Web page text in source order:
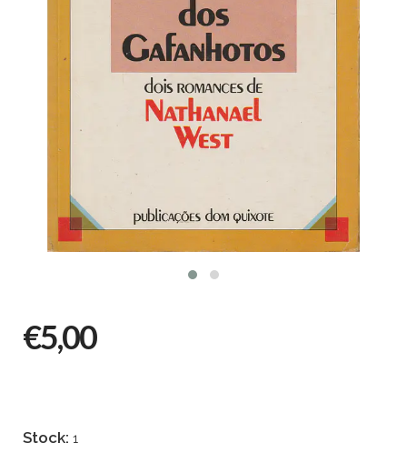
€5,00
Stock: 1